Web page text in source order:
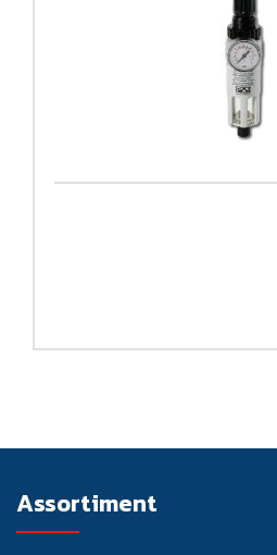
Assortiment